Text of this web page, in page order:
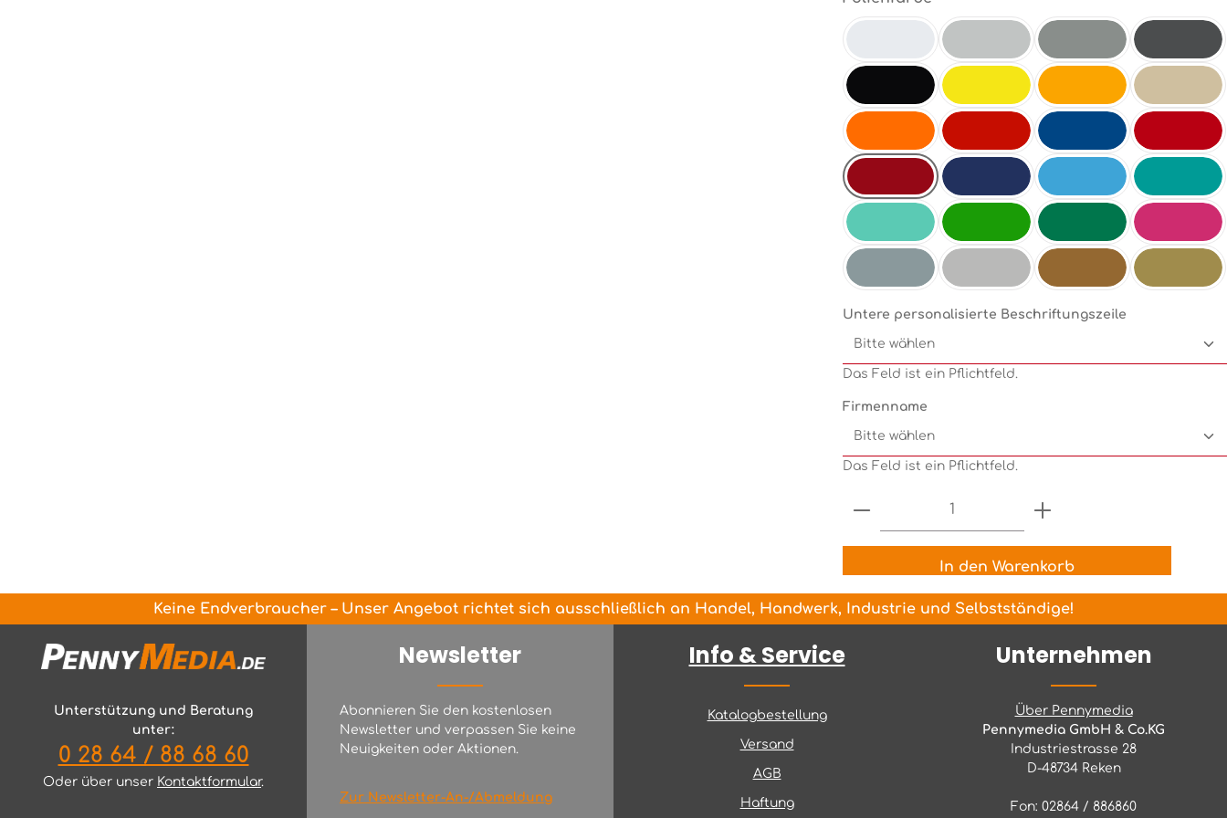
Weiß Hellgrau Mittelgrau Antrazit
Schwarz Schwefelgelb Goldgelb Beige
Orange Hellrot Enzianblau Rot
Dunkelrot Dunkelblau Electricblue Türkis
Mint Electricgreen Grün Pink
Untere personalisierte Beschriftungszeile
Das Feld ist ein Pflichtfeld.
Firmenname
Das Feld ist ein Pflichtfeld.
Produkt Anzahl: Gib den
In den Warenkorb
Keine Endverbraucher – Unser Angebot richtet sich ausschließlich an Handel, Handwerk, Industrie und Selbstständige!
Unterstützung und Beratung
unter:
0 28 64 / 88 68 60
Oder über unser Kontaktformular.
Newsletter
Abonnieren Sie den kostenlosen
Newsletter und verpassen Sie keine
Neuigkeiten oder Aktionen.
Zur Newsletter-An-/Abmeldung
Info & Service
Katalogbestellung
Versand
AGB
Haftung
Unternehmen
Über Pennymedia
Pennymedia GmbH & Co.KG
Industriestrasse 28
D-48734 Reken
Fon: 02864 / 886860